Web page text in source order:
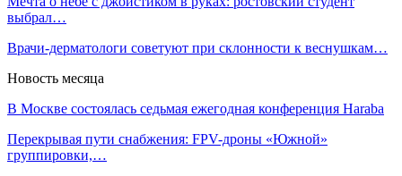
выбрал…
Врачи-дерматологи советуют при склонности к веснушкам…
Новость месяца
В Москве состоялась седьмая ежегодная конференция Haraba
Перекрывая пути снабжения: FPV-дроны «Южной»
группировки,…